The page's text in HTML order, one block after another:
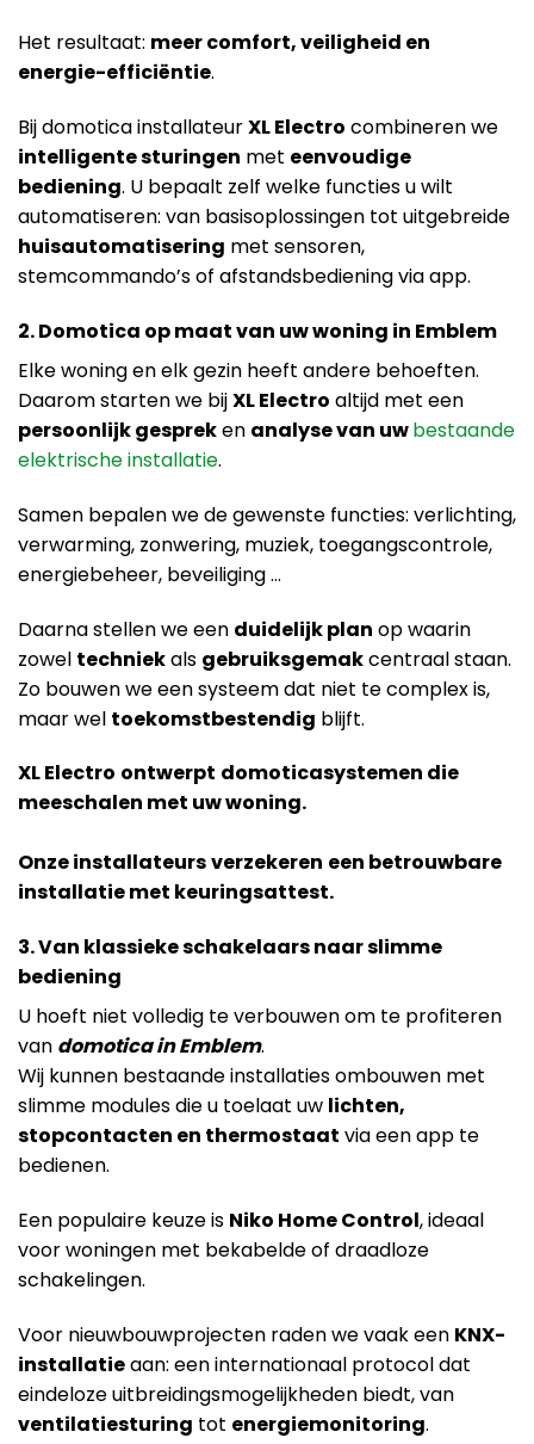
Het resultaat: meer comfort, veiligheid en
energie-efficiëntie.
Bij domotica installateurXL Electro combineren we
intelligente sturingen met eenvoudige
bediening. U bepaalt zelf welke functies u wilt
automatiseren: van basisoplossingen tot uitgebreide
huisautomatisering met sensoren,
stemcommando’s of afstandsbediening via app.
2. Domotica op maat van uw woning in Emblem
Elke woning en elk gezin heeft andere behoeften.
Daarom starten we bijXL Electro altijd met een
persoonlijk gespreken analyse van uwbestaande
elektrische installatie.
Samen bepalen we de gewenste functies: verlichting,
verwarming, zonwering, muziek, toegangscontrole,
energiebeheer, beveiliging …
Daarna stellen we een duidelijk plan op waarin
zowel techniekals gebruiksgemakcentraal staan.
Zo bouwen we een systeem dat niet te complex is,
maar wel toekomstbestendig blijft.
XL Electro ontwerpt domoticasystemen die
meeschalen met uw woning.
Onze installateursverzekeren een betrouwbare
installatie met keuringsattest.
3. Van klassieke schakelaars naar slimme
bediening
U hoeft niet volledig te verbouwen om te profiteren
van domotica in Emblem.
Wij kunnen bestaande installaties ombouwen met
slimme modules die u toelaat uw lichten,
stopcontacten en thermostaat via een app te
bedienen.
Een populaire keuze is Niko Home Control, ideaal
voor woningen met bekabelde of draadloze
schakelingen.
Voor nieuwbouwprojecten raden we vaak een KNX-
installatieaan: een internationaal protocol dat
eindeloze uitbreidingsmogelijkheden biedt, van
ventilatiesturing tot energiemonitoring.